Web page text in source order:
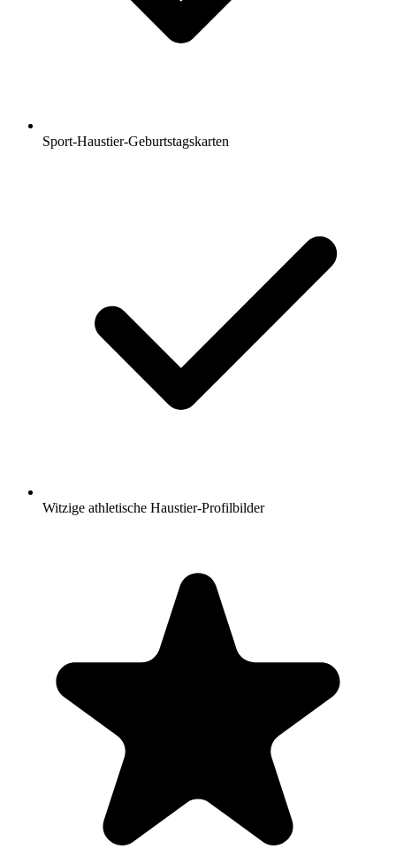
Sport-Haustier-Geburtstagskarten
Witzige athletische Haustier-Profilbilder